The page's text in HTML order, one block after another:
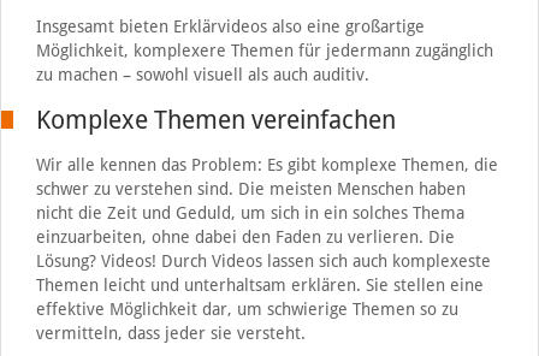
Insgesamt bieten Erklärvideos also eine großartige
Möglichkeit, komplexere Themen für jedermann zugänglich
zu machen – sowohl visuell als auch auditiv.
Komplexe Themen vereinfachen
Wir alle kennen das Problem: Es gibt komplexe Themen, die
schwer zu verstehen sind. Die meisten Menschen haben
nicht die Zeit und Geduld, um sich in ein solches Thema
einzuarbeiten, ohne dabei den Faden zu verlieren. Die
Lösung? Videos! Durch Videos lassen sich auch komplexeste
Themen leicht und unterhaltsam erklären. Sie stellen eine
effektive Möglichkeit dar, um schwierige Themen so zu
vermitteln, dass jeder sie versteht.